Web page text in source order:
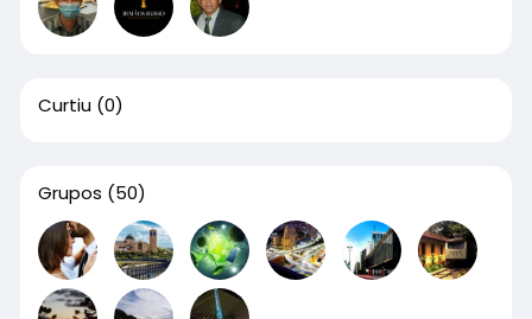
Curtiu (0)
Grupos (50)